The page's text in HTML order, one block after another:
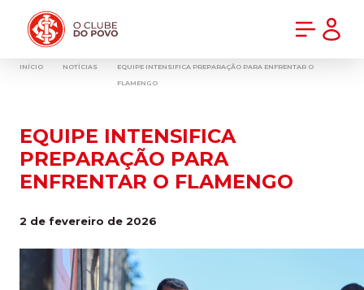
INÍCIO NOTÍCIAS
EQUIPE INTENSIFICA PREPARAÇÃO PARA ENFRENTAR O
FLAMENGO
EQUIPE INTENSIFICA
PREPARAÇÃO PARA
ENFRENTAR O FLAMENGO
2 de fevereiro de 2026